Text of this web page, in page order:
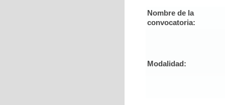
Nombre de la
convocatoria:
Modalidad: